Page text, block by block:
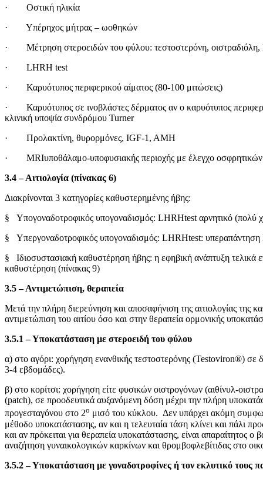
· Οστική ηλικία
· Υπέρηχος μήτρας – ωοθηκών
· Μέτρηση στεροειδών του φύλου: τεστοστερόνη,
· LHRH test
· Καρυότυπος περιφερικού αίματος (80-100 μιτώσεις)
· Καρυότυπος σε ινοβλάστες δέρματος αν ο καρυότυπος
κλινική υποψία συνδρόμου Turner
· Προλακτίνη, θυρορμόνες, IGF-1, AMH
· MRIυποθάλαμο-υποφυσιακής περιοχής με έλεγχο οσφρητικών
3.4 – Αιτιολογία (πίνακας 6)
Διακρίνονται 3 κατηγορίες καθυστερημένης ήβης:
§ Υπογοναδοτροφικός υπογοναδισμός: LHRHtest αρνητικό (πολύ
§ Υπεργοναδοτροφικός υπογοναδισμός: LHRHtest:
§ Ιδιοσυστασιακή καθυστέρηση ήβης: η εφηβική ανάπτυξη τελικά
καθυστέρηση (πίνακας 9)
3.5 – Αντιμετώπιση, θεραπεία
Μετά την πλήρη διερεύνηση και αποσαφήνιση της αιτιολογίας της
αντιμετώπιση του αιτίου όσο και στην θεραπεία ορμονικής
3.5.1 – Υποκατάσταση με στεροειδή του φύλου
α) στο αγόρι: χορήγηση ενανθικής τεστοστερόνης (Testoviron®)
3-4 εβδομάδες).
β) στο κορίτσι: χορήγηση είτε φυσικών οιστρογόνων (αιθίνυλ-
(patch), σε προοδευτικά αυξανόμενη δόση μέχρι την πλήρη
προγεσταγόνου στο 2ο μισό του κύκλου. Δεν υπάρχει ακόμη
μέθοδο υποκατάστασης, αν και η τελευταία τάση κλίνει και πάλι
και αν πρόκειται για θεραπεία υποκατάστασης, είναι απαραίτητος ο
αναζήτηση γυναικολογικών καρκίνων και θρομβοφλεβίτιδας στο
3.5.2 – Υποκατάσταση με γοναδοτροφίνες ή τον εκλυτικό τους